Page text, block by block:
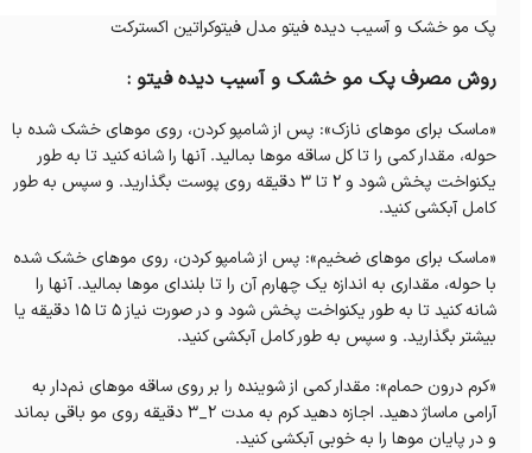
پک مو خشک و آسیب دیده فیتو مدل فیتوکراتین اکسترکت
روش مصرف پک مو خشک و آسیب دیده فیتو :
«ماسک برای موهای نازک»: پس از شامپو کردن، روی موهای خشک شده با
حوله، مقدار کمی را تا کل ساقه موها بمالید. آنها را شانه کنید تا به طور
یکنواخت پخش شود و ۲ تا ۳ دقیقه روی پوست بگذارید. و سپس به طور
کامل آبکشی کنید.
«ماسک برای موهای ضخیم»: پس از شامپو کردن، روی موهای خشک شده
با حوله، مقداری به اندازه یک چهارم آن را تا بلندای موها بمالید. آنها را
شانه کنید تا به طور یکنواخت پخش شود و در صورت نیاز ۵ تا ۱۵ دقیقه یا
بیشتر بگذارید. و سپس به طور کامل آبکشی کنید.
«کرم درون حمام»: مقدار کمی از شوینده را بر روی ساقه موهای نم‌دار به
آرامی ماساژ دهید. اجازه دهید کرم به مدت ۲_۳ دقیقه روی مو باقی بماند
و در پایان موها را به خوبی آبکشی کنید.